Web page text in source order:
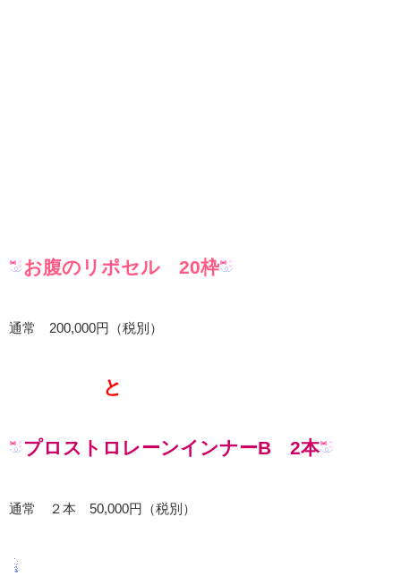
お腹のリポセル 20枠
通常 200,000円（税別）
と
プロストロレーンインナーB 2本
通常 ２本 50,000円（税別）